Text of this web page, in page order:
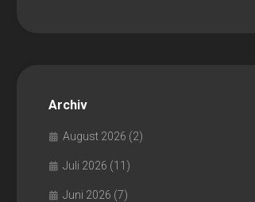
Archiv
August 2026 (2)
Juli 2026 (11)
Juni 2026 (7)